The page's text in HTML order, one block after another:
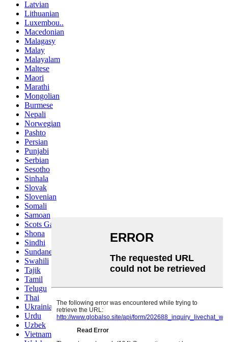
Latvian
Lithuanian
Luxembou..
Macedonian
Malagasy
Malay
Malayalam
Maltese
Maori
Marathi
Mongolian
Burmese
Nepali
Norwegian
Pashto
Persian
Punjabi
Serbian
Sesotho
Sinhala
Slovak
Slovenian
Somali
Samoan
Scots Gaelic
Shona
Sindhi
Sundanese
Swahili
Tajik
Tamil
Telugu
Thai
Ukrainian
Urdu
Uzbek
Vietnamese